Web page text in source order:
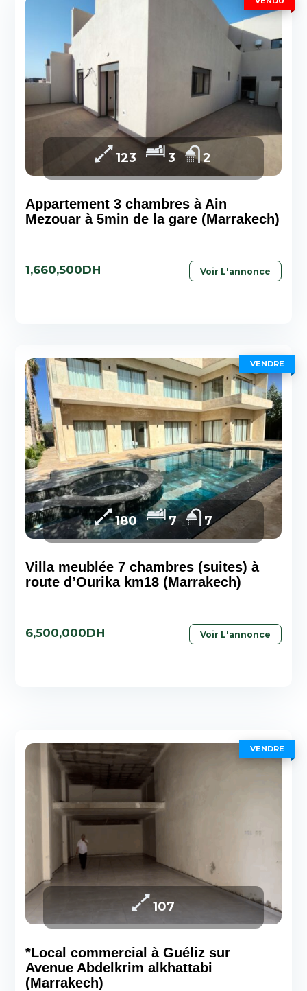
Appartement 3 chambres à Ain
Mezouar à 5min de la gare (Marrakech)
1,660,500DH Voir L'annonce
123 3 2
VENDRE
Villa meublée 7 chambres (suites) à
route d’Ourika km18 (Marrakech)
6,500,000DH Voir L'annonce
180 7 7
VENDRE
*Local commercial à Guéliz sur
Avenue Abdelkrim alkhattabi
(Marrakech)
107